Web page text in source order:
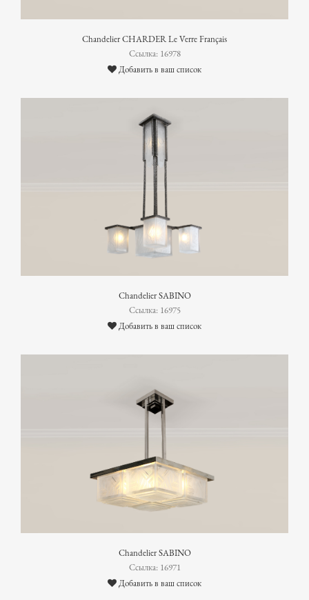
Chandelier CHARDER Le Verre Français
Ссылка: 16978
Добавить в ваш список
Chandelier SABINO
Ссылка: 16975
Добавить в ваш список
Chandelier SABINO
Ссылка: 16971
Добавить в ваш список